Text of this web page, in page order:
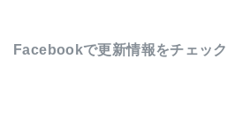
Facebookで更新情報をチェック